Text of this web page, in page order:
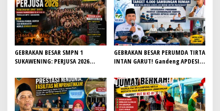
GEBRAKAN BESAR SMPN 1
SUKAWENING: PERJUSA 2026
JIWA KEPANDUAN SISWA
GEBRAKAN BESAR PERUMDA TIRTA
INTAN GARUT! Gandeng APDESI,
Demi Wujudkan Akses Air Bersih
untuk Masyarakat